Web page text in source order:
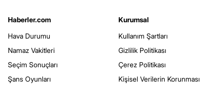
Haberler.com
Hava Durumu
Namaz Vakitleri
Seçim Sonuçları
Şans Oyunları
Kurumsal
Kullanım Şartları
Gizlilik Politikası
Çerez Politikası
Kişisel Verilerin Korunması